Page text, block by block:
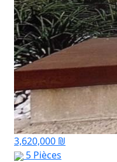
3,620,000 ₪
5 Pièces